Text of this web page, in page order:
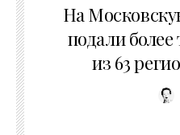
На
подали
из 63